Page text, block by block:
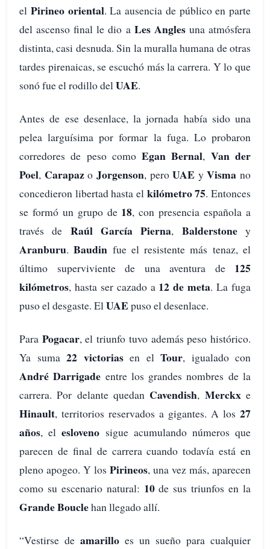
el Pirineo oriental. La ausencia de público en parte
del ascenso final le dio a Les Anglesuna atmósfera
distinta, casi desnuda. Sin la muralla humana de otras
tardes pirenaicas, se escuchó más la carrera. Y lo que
sonó fue el rodillo delUAE.
Antes de ese desenlace, la jornada había sido una
pelea larguísima por formar la fuga. Lo probaron
corredores de peso comoEgan Bernal, Van der
Poel, Carapazo Jorgenson, peroUAE yVisma no
concedieron libertad hasta el kilómetro 75. Entonces
se formó un grupo de 18, con presencia española a
través de Raúl García Pierna, Balderstoney
Aranburu.Baudin fue el resistente más tenaz, el
último superviviente de una aventura de 125
kilómetros, hasta ser cazado a 12 de meta. La fuga
puso el desgaste. ElUAEpuso el desenlace.
Para Pogacar, el triunfo tuvo además peso histórico.
Ya suma 22 victoriasen el Tour, igualado con
André Darrigade entre los grandes nombres de la
carrera. Por delante quedan Cavendish, Merckxe
Hinault, territorios reservados a gigantes. A los 27
años, elesloveno sigue acumulando números que
parecen de final de carrera cuando todavía está en
pleno apogeo. Y los Pirineos, una vez más, aparecen
como su escenario natural: 10de sus triunfos en la
Grande Bouclehan llegado allí.
“Vestirse de amarillo es un sueño para cualquier